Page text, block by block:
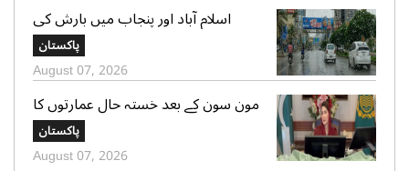
اسلام آباد اور پنجاب میں بارش کی
پیشگوئی، کراچی میں بوندا باندی کا
امکان
پاکستان
August 07, 2026
مون سون کے بعد خستہ حال عمارتوں کا
سروے کرایا جائے، وزیراعلی پنجاب کی
ہدایت
پاکستان
August 07, 2026